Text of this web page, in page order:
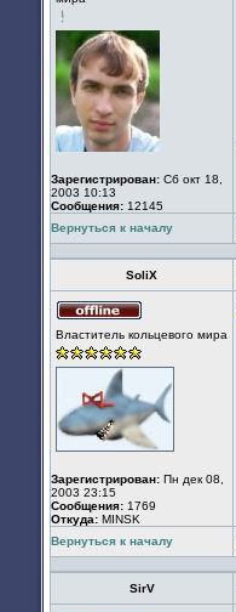
Зарегистрирован: Сб окт 18,
2003 10:13
Сообщения: 12145
Вернуться к началу
SoliX
в
Властитель кольцевого мира
Зарегистрирован: Пн дек 08,
2003 23:15
Сообщения: 1769
Откуда: MINSK
Вернуться к началу
SirV